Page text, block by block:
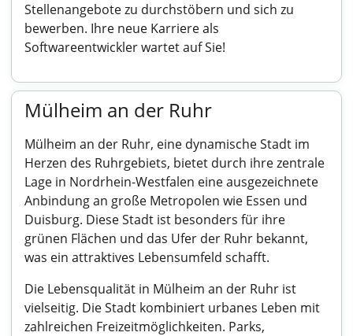
Stellenangebote zu durchstöbern und sich zu
bewerben. Ihre neue Karriere als
Softwareentwickler wartet auf Sie!
Mülheim an der Ruhr
Mülheim an der Ruhr, eine dynamische Stadt im
Herzen des Ruhrgebiets, bietet durch ihre zentrale
Lage in Nordrhein-Westfalen eine ausgezeichnete
Anbindung an große Metropolen wie Essen und
Duisburg. Diese Stadt ist besonders für ihre
grünen Flächen und das Ufer der Ruhr bekannt,
was ein attraktives Lebensumfeld schafft.
Die Lebensqualität in Mülheim an der Ruhr ist
vielseitig. Die Stadt kombiniert urbanes Leben mit
zahlreichen Freizeitmöglichkeiten. Parks,